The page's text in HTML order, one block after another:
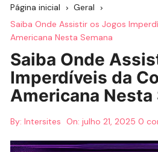
Página inicial
Geral
Saiba Onde Assistir os Jogos
Americana Nesta Semana
Saiba Onde
Imperdíveis da
Americana Nesta
By: Intersites On:julho 21, 2025 0